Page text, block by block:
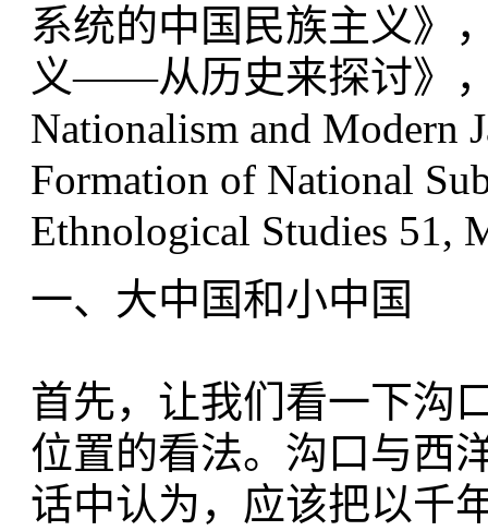
系统的中国民族主义》
义——从历史来探讨》，
Nationalism and Modern
Formation of National
Ethnological Studies 51,
一、大中国和小中国
首先，让我们看一下沟
位置的看法。沟口与西
话中认为，应该把以千